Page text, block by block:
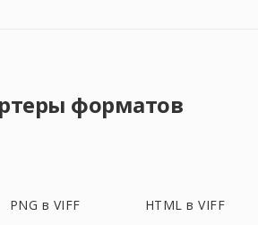
форматов
PNG в VIFF HTML в VIFF